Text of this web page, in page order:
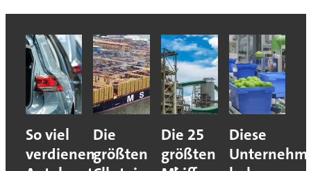
So viel
verdienen
Die
größten
Die 25
größten
Diese